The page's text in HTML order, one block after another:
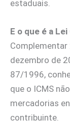
estaduais.
E o que é a
dezembro de
87/1996,
que o ICMS
mercadorias
contribuinte.